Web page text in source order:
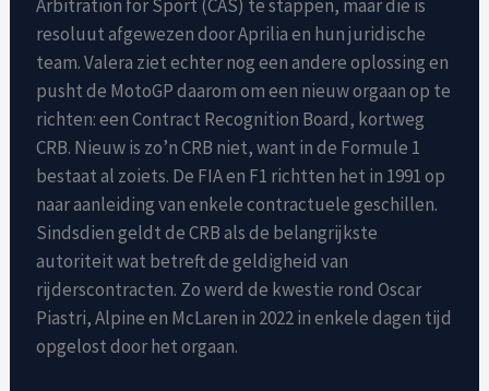
Arbitration for Sport (CAS) te stappen, maar die is
resoluut afgewezen door Aprilia en hun juridische
team. Valera ziet echter nog een andere oplossing en
pusht de MotoGP daarom om een nieuw orgaan op te
richten: een Contract Recognition Board, kortweg
CRB. Nieuw is zo’n CRB niet, want in de Formule 1
bestaat al zoiets. De FIA en F1 richtten het in 1991 op
naar aanleiding van enkele contractuele geschillen.
Sindsdien geldt de CRB als de belangrijkste
autoriteit wat betreft de geldigheid van
rijderscontracten. Zo werd de kwestie rond Oscar
Piastri, Alpine en McLaren in 2022 in enkele dagen tijd
opgelost door het orgaan.